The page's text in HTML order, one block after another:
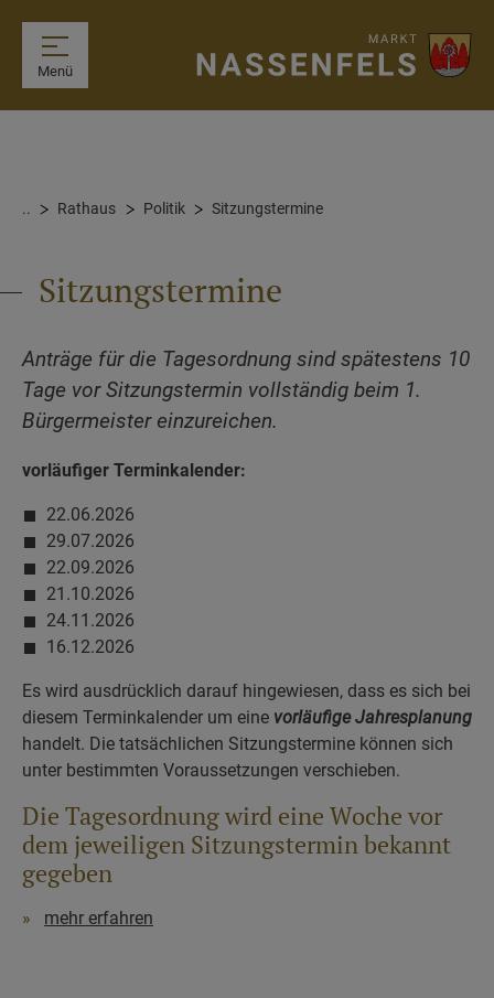
Menü
.. Rathaus Politik Sitzungstermine
Sitzungstermine
Anträge für die Tagesordnung sind spätestens 10
Tage vor Sitzungstermin vollständig beim 1.
Bürgermeister einzureichen.
vorläufiger Terminkalender:
22.06.2026
29.07.2026
22.09.2026
21.10.2026
24.11.2026
16.12.2026
Es wird ausdrücklich darauf hingewiesen, dass es sich bei
diesem Terminkalender um eine vorläufige Jahresplanung
handelt. Die tatsächlichen Sitzungstermine können sich
unter bestimmten Voraussetzungen verschieben.
Die Tagesordnung wird eine Woche vor
dem jeweiligen Sitzungstermin bekannt
gegeben
mehr erfahren